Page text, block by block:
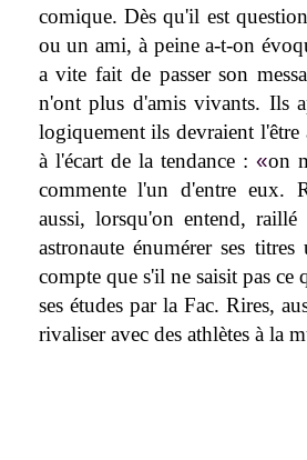
comique. Dès qu'il est
ou un ami, à peine a-t-on
a vite fait de passer son
n'ont plus d'amis vivants. Ils
logiquement ils devraient
à l'écart de la tendance : «on
commente l'un d'entre eux.
aussi, lorsqu'on entend,
astronaute énumérer ses
compte que s'il ne saisit pas ce
ses études par la Fac. Rires,
rivaliser avec des athlètes à la